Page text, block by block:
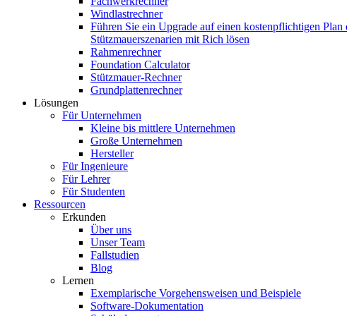
Windlastrechner
Führen Sie ein Upgrade auf einen kostenpflichtigen
Stützmauerszenarien mit Rich lösen
Rahmenrechner
Foundation Calculator
Stützmauer-Rechner
Grundplattenrechner
Lösungen
Für Unternehmen
Kleine bis mittlere Unternehmen
Große Unternehmen
Hersteller
Für Ingenieure
Für Lehrer
Für Studenten
Ressourcen
Erkunden
Über uns
Unser Team
Fallstudien
Blog
Lernen
Exemplarische Vorgehensweisen und Beispiele
Software-Dokumentation